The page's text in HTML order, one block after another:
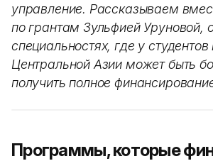
управление. Рассказываем
по грантам Зульфией Уруновой,
специальностях, где у студентов
Центральной Азии может быть
получить полное
Программы, которые